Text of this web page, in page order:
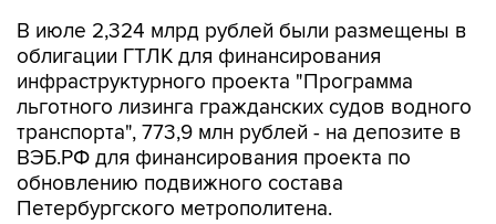
В июле 2,324 млрд рублей были размещены в
облигации ГТЛК для финансирования
инфраструктурного проекта "Программа
льготного лизинга гражданских судов водного
транспорта", 773,9 млн рублей - на депозите в
ВЭБ.РФ для финансирования проекта по
обновлению подвижного состава
Петербургского метрополитена.